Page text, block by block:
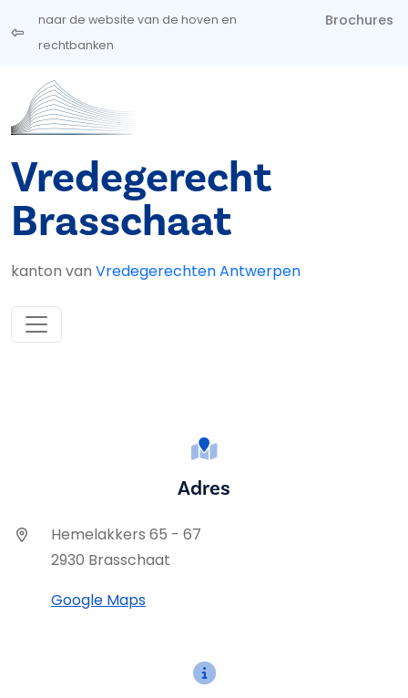
Overslaan en naar de inhoud gaan
naar de website van de hoven en
rechtbanken
Brochures
Vredegerecht
Brasschaat
kanton van Vredegerechten Antwerpen
Adres
Hemelakkers 65 - 67
2930 Brasschaat
Google Maps